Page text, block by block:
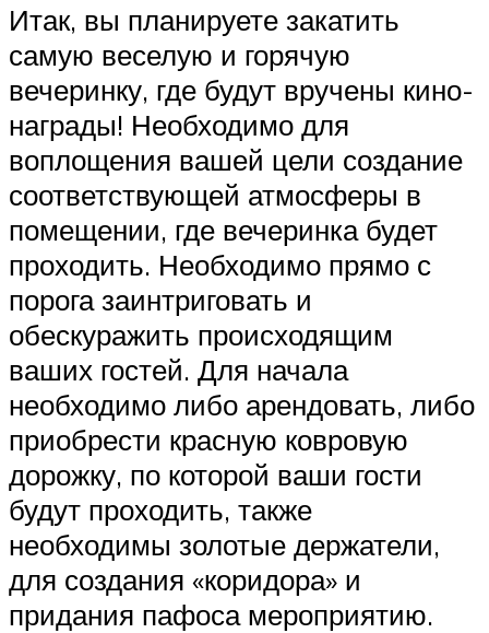
Итак, вы планируете закатить
самую веселую и горячую
вечеринку, где будут вручены кино-
награды! Необходимо для
воплощения вашей цели создание
соответствующей атмосферы в
помещении, где вечеринка будет
проходить. Необходимо прямо с
порога заинтриговать и
обескуражить происходящим
ваших гостей. Для начала
необходимо либо арендовать, либо
приобрести красную ковровую
дорожку, по которой ваши гости
будут проходить, также
необходимы золотые держатели,
для создания «коридора» и
придания пафоса мероприятию.